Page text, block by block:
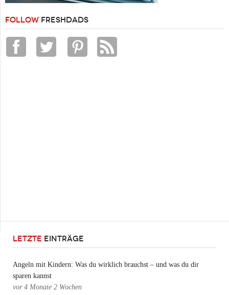
FOLLOW FRESHDADS
LETZTE EINTRÄGE
Angeln mit Kindern: Was du wirklich brauchst – und was du dir
sparen kannst
vor 4 Monate 2 Wochen